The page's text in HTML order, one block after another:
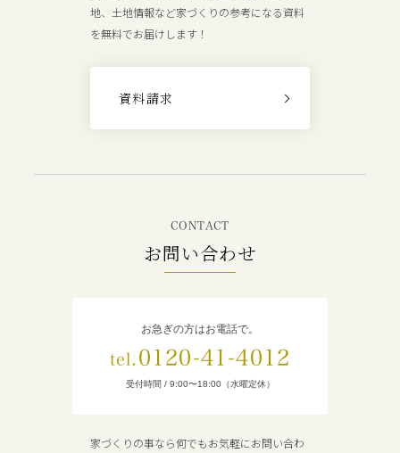
地、土地情報など家づくりの参考になる資料
を無料でお届けします！
資料請求
CONTACT
お問い合わせ
お急ぎの方はお電話で。
tel. 0120-41-4012
受付時間 / 9:00〜18:00（水曜定休）
家づくりの事なら何でもお気軽にお問い合わ